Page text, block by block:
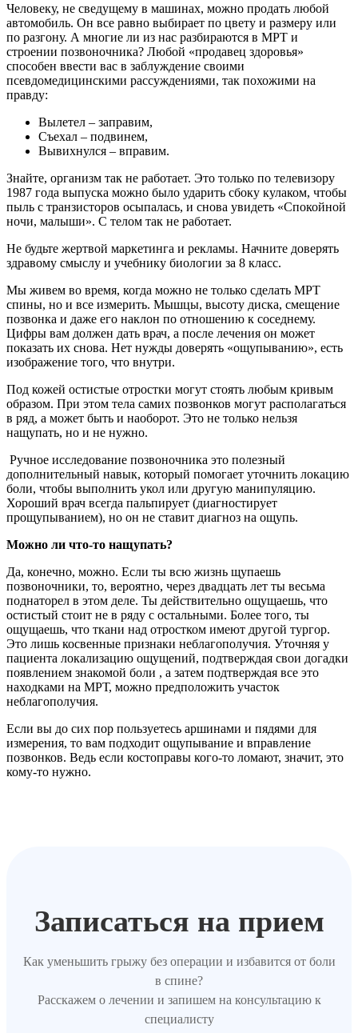
Человеку, не сведущему в машинах, можно продать любой
автомобиль. Он все равно выбирает по цвету и размеру или
по разгону. А многие ли из нас разбираются в МРТ и
строении позвоночника? Любой «продавец здоровья»
способен ввести вас в заблуждение своими
псевдомедицинскими рассуждениями, так похожими на
правду:
Вылетел – заправим,
Съехал – подвинем,
Вывихнулся – вправим.
Знайте, организм так не работает. Это только по телевизору
1987 года выпуска можно было ударить сбоку кулаком, чтобы
пыль с транзисторов осыпалась, и снова увидеть «Спокойной
ночи, малыши». С телом так не работает.
Не будьте жертвой маркетинга и рекламы. Начните доверять
здравому смыслу и учебнику биологии за 8 класс.
Мы живем во время, когда можно не только сделать МРТ
спины, но и все измерить. Мышцы, высоту диска, смещение
позвонка и даже его наклон по отношению к соседнему.
Цифры вам должен дать врач, а после лечения он может
показать их снова. Нет нужды доверять «ощупыванию», есть
изображение того, что внутри.
Под кожей остистые отростки могут стоять любым кривым
образом. При этом тела самих позвонков могут располагаться
в ряд, а может быть и наоборот. Это не только нельзя
нащупать, но и не нужно.
Ручное исследование позвоночника это полезный
дополнительный навык, который помогает уточнить локацию
боли, чтобы выполнить укол или другую манипуляцию.
Хороший врач всегда пальпирует (диагностирует
прощупыванием), но он не ставит диагноз на ощупь.
Можно ли что-то нащупать?
Да, конечно, можно. Если ты всю жизнь щупаешь
позвоночники, то, вероятно, через двадцать лет ты весьма
поднаторел в этом деле. Ты действительно ощущаешь, что
остистый стоит не в ряду с остальными. Более того, ты
ощущаешь, что ткани над отростком имеют другой тургор.
Это лишь косвенные признаки неблагополучия. Уточняя у
пациента локализацию ощущений, подтверждая свои догадки
появлением знакомой боли , а затем подтверждая все это
находками на МРТ, можно предположить участок
неблагополучия.
Если вы до сих пор пользуетесь аршинами и пядями для
измерения, то вам подходит ощупывание и вправление
позвонков. Ведь если костоправы кого-то ломают, значит, это
кому-то нужно.
Записаться на прием
Как уменьшить грыжу без операции и избавится от боли
в спине?
Расскажем о лечении и запишем на консультацию к
специалисту